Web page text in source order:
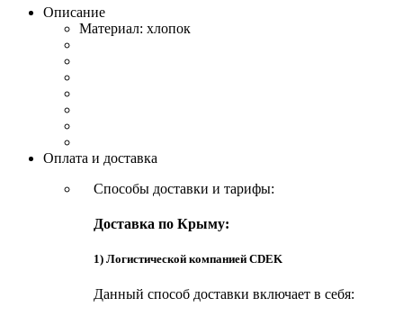
Описание
Материал: хлопок
Оплата и доставка
Способы доставки и тарифы:
Доставка по Крыму:
1) Логистической компанией CDEK
Данный способ доставки включает в себя: